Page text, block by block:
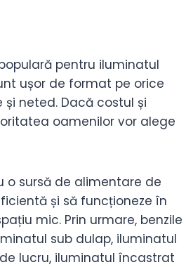
pentru iluminatul
ușor de format pe orice
neted. Dacă costul și
oamenilor vor alege
o sursă de alimentare de
și să funcționeze în
mic. Prin urmare, benzile
sub dulap, iluminatul
lucru, iluminatul încastrat